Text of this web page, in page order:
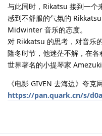
与此同时，Rikatsu 接到一个
感到不舒服的气氛的
Midwinter 音乐的态度。
对 Rikkatsu 的思考，对音乐的
隆冬时节，他迷茫不解，在各
世界著名的小提琴家
《电影 GIVEN 去海边》夸克
https://pan.quark.cn/s/